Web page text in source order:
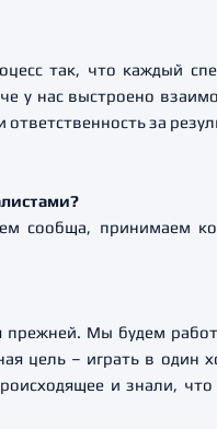
так, что каждый
у нас выстроено
за
сообща, принимаем
Мы будем
цель – играть в один
и знали, что